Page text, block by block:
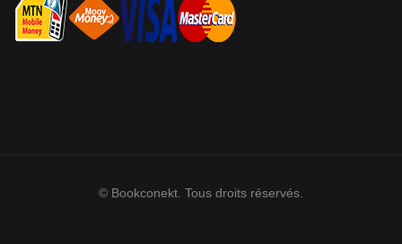
© Bookconekt. Tous droits réservés.